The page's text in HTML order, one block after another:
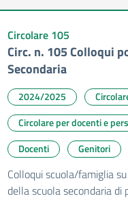
Circolare 105
Circ. n. 105 Colloqui
Secondaria
2024/2025
Circolare per docenti e
Docenti
Genitori
Colloqui scuola/famiglia
della scuola secondaria di